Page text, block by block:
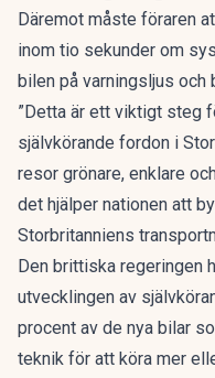
Däremot måste föraren
inom tio sekunder om
bilen på varningsljus och
”Detta är ett viktigt steg
självkörande fordon i
resor grönare, enklare
det hjälper nationen att
Storbritanniens
Den brittiska regeringen
utvecklingen av
procent av de nya bilar
teknik för att köra mer